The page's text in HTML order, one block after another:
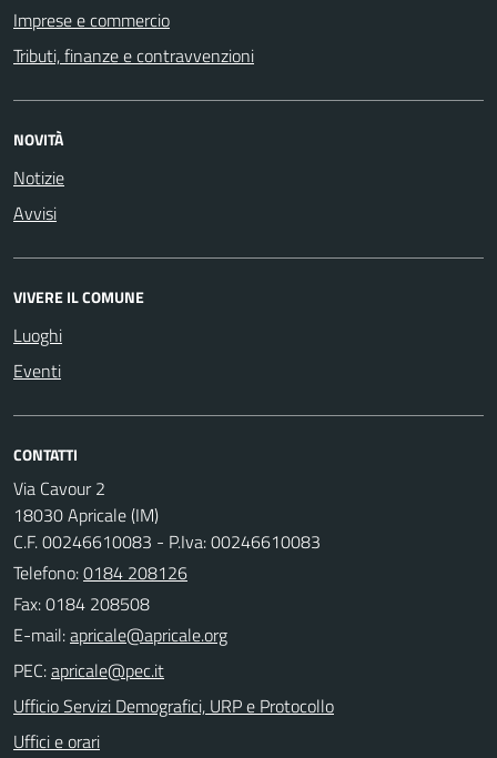
Imprese e commercio
Tributi, finanze e contravvenzioni
NOVITÀ
Notizie
Avvisi
VIVERE IL COMUNE
Luoghi
Eventi
CONTATTI
Via Cavour 2
18030 Apricale (IM)
C.F. 00246610083 - P.Iva: 00246610083
Telefono:0184 208126
Fax: 0184 208508
E-mail:
PEC:
Ufficio Servizi Demografici, URP e Protocollo
Uffici e orari